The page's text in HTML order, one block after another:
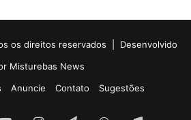
os direitos reservados | Desenvolvido
Misturebas News
Anuncie Contato Sugestões